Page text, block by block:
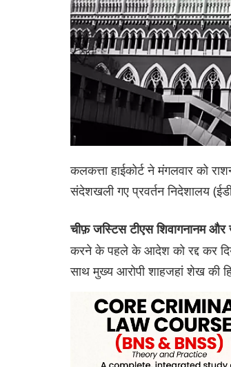
कलकत्ता हाईकोर्ट ने मंगलवार को
संदेशखली गए प्रवर्तन निदेशालय
चीफ़ जस्टिस टीएस शिवागनानम और
करने के पहले के आदेश को रद्द कर
साथ मुख्य आरोपी शाहजहां शेख की